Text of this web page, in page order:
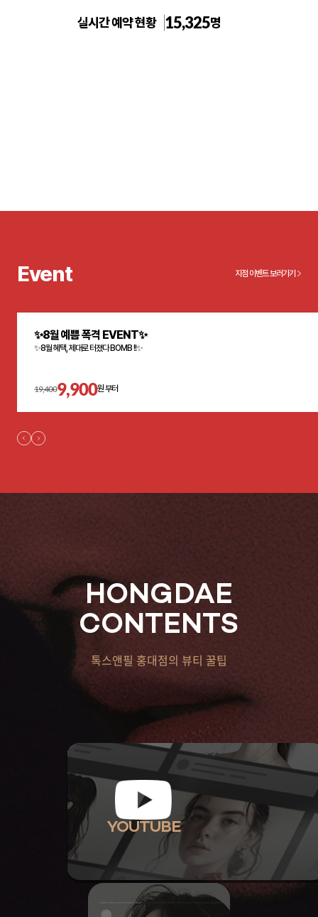
톡스앤필의원 홍대점
실시간 예약 현황 15,325명
Event 지점 이벤트 보러가기
✨8월 예쁨 폭격 EVENT✨
✨8월 혜택, 제대로 터졌다 BOMB !!✨
19,4009,900원 부터
HONGDAE
CONTENTS
톡스앤필 홍대점의 뷰티 꿀팁
YOUTUBE